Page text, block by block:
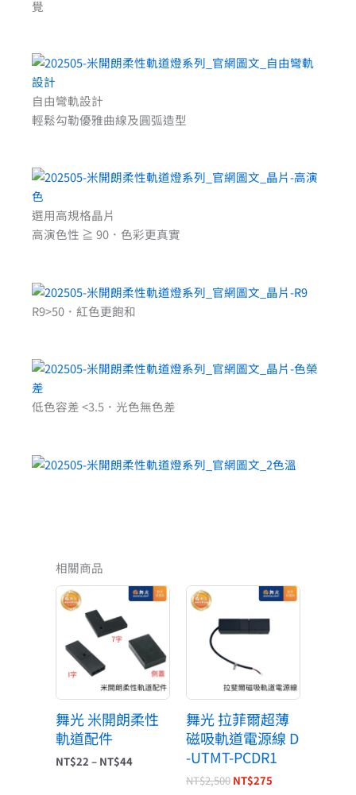
覺
自由彎軌設計
輕鬆勾勒優雅曲線及圓弧造型
選用高規格晶片
高演色性 ≧ 90．色彩更真實
R9>50．紅色更飽和
低色容差 <3.5．光色無色差
相關商品
舞光 米開朗柔性
軌道配件
NT$22 – NT$44
價
格
圍：
NT$22
到
NT$44
舞光 拉菲爾超薄
磁吸軌道電源線 D
-UTMT-PCDR1
NT$2,500
原
價
格：
NT$275
目
前